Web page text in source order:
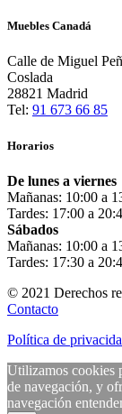
Muebles Canadá
Calle de Miguel
Coslada
28821 Madrid
Tel: 91 673 66 85
Horarios
De lunes a viernes
Mañanas: 10:00 a
Tardes: 17:00 a
Sábados
Mañanas: 10:00 a
Tardes: 17:30 a
© 2021 Derechos
Contacto
Política de
Utilizamos cookies
de navegación, y
navegación